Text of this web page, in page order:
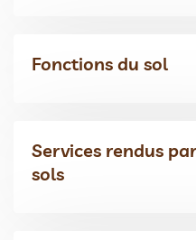
Fonctions du sol
Services rendus
sols